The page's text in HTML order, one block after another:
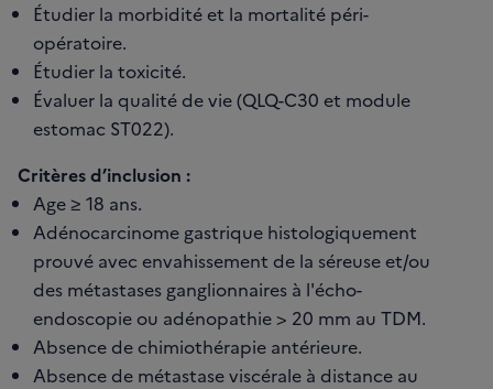
Étudier la morbidité et la mortalité péri-
opératoire.
Étudier la toxicité.
Évaluer la qualité de vie (QLQ-C30 et module
estomac ST022).
Critères d’inclusion :
Age ≥ 18 ans.
Adénocarcinome gastrique histologiquement
prouvé avec envahissement de la séreuse et/ou
des métastases ganglionnaires à l'écho-
endoscopie ou adénopathie > 20 mm au TDM.
Absence de chimiothérapie antérieure.
Absence de métastase viscérale à distance au